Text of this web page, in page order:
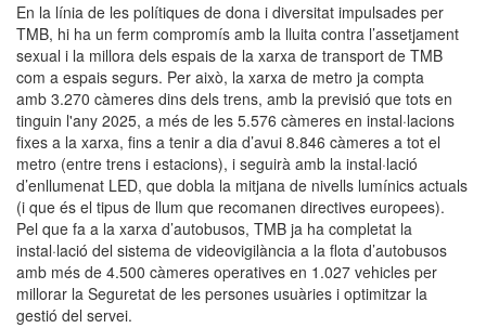
En la línia de les polítiques de dona i diversitat impulsades per
TMB, hi ha un ferm compromís amb la lluita contra l’assetjament
sexual i la millora dels espais de la xarxa de transport de TMB
com a espais segurs. Per això, la xarxa de metro ja compta
amb 3.270 càmeres dins dels trens, amb la previsió que tots en
tinguin l'any 2025, a més de les 5.576 càmeres en instal·lacions
fixes a la xarxa, fins a tenir a dia d’avui 8.846 càmeres a tot el
metro (entre trens i estacions), i seguirà amb la instal·lació
d’enllumenat LED, que dobla la mitjana de nivells lumínics actuals
(i que és el tipus de llum que recomanen directives europees).
Pel que fa a la xarxa d’autobusos, TMB ja ha completat la
instal·lació del sistema de videovigilància a la flota d’autobusos
amb més de 4.500 càmeres operatives en 1.027 vehicles per
millorar la Seguretat de les persones usuàries i optimitzar la
gestió del servei.